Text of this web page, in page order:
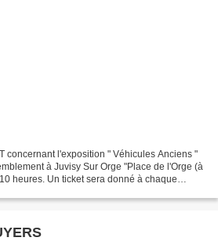
concernant l'exposition " Véhicules Anciens "
à Juvisy Sur Orge "Place de l'Orge (à
heures. Un ticket sera donné à chaque